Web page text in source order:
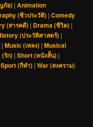
ภัย) |Animation
(ชีวประวัติ) |Comedy
(สารคดี) | Drama (ชีวิต) |
(ประวัติศาสตร์) |
|Music (เพลง) |Musical
รัก) |Short (หนังสั้น) |
Sport (กีฬา) |War (สงคราม)